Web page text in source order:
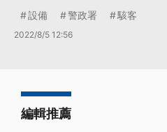
設備 警政署 駭客
2022/8/5 12:56
編輯推薦